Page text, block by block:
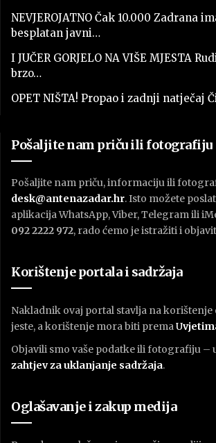
NEVJEROJATNO Čak 10.000 Zadrana
besplatan javni…
I JUČER GORJELO NA VIŠE MJESTA
brzo…
OPET NIŠTA! Propao i zadnji natječaj
Pošaljite nam priču ili fotografiju
Pošaljite nam priču, informaciju ili
desk@antenazadar.hr. Isto možete
aplikacija WhatsApp, Viber, Telegram ili
092 2222 972, rado ćemo je istražiti i
Korištenje portala i sadržaja
Nakladnik ovaj portal stavlja na
jeste, a korištenje mora biti premaU
Objavili smo vaše podatke ili fotografiju –
zahtjev za uklanjanje sadržaja.
Oglašavanje i zakup medija